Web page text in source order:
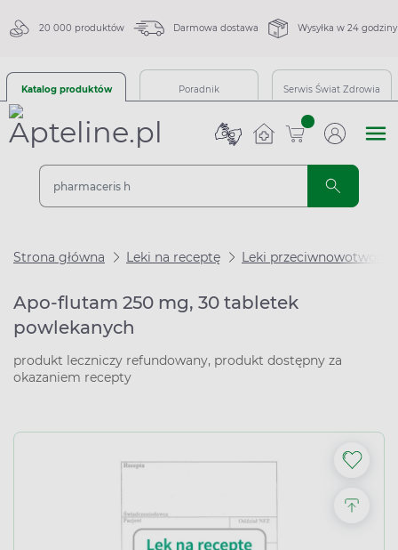
20 000 produktów Darmowa dostawa Wysyłka w 24 godziny
Katalog produktów Poradnik Serwis Świat Zdrowia
sztuk
Strona główna Leki na receptę Leki
Apo-flutam 250 mg, 30 tabletek
powlekanych
produkt leczniczy refundowany, produkt dostępny za
okazaniem recepty